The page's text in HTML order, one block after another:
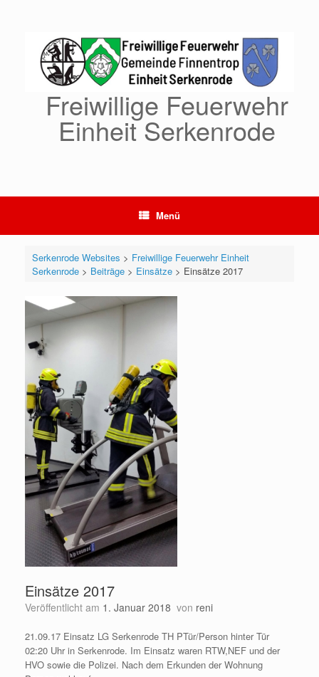
Freiwillige Feuerwehr
Einheit Serkenrode
Menü
Serkenrode Websites > Freiwillige Feuerwehr Einheit
Serkenrode> Beiträge> Einsätze> Einsätze 2017
Einsätze 2017
Veröffentlicht am 1. Januar 2018 von reni
21.09.17 Einsatz LG Serkenrode TH PTür/Person hinter Tür
02:20 Uhr in Serkenrode. Im Einsatz waren RTW,NEF und der
HVO sowie die Polizei. Nach dem Erkunden der Wohnung